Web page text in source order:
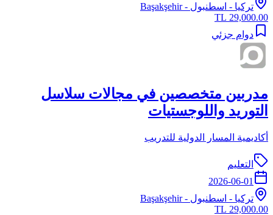
تركيا - اسطنبول - Başakşehir
29,000.00 TL
دوام جزئي
مدربين متخصصين في مجالات سلاسل
التوريد واللوجستيات
أكاديمية المسار الدولية للتدريب
التعليم
2026-06-01
تركيا - اسطنبول - Başakşehir
29,000.00 TL